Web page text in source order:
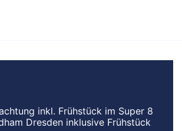
inkl. Frühstück im Super 8
Dresden inklusive Frühstück